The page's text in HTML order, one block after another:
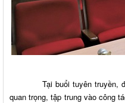
Tại buổi tuyên truyền, đại
quan trọng, tập trung vào công